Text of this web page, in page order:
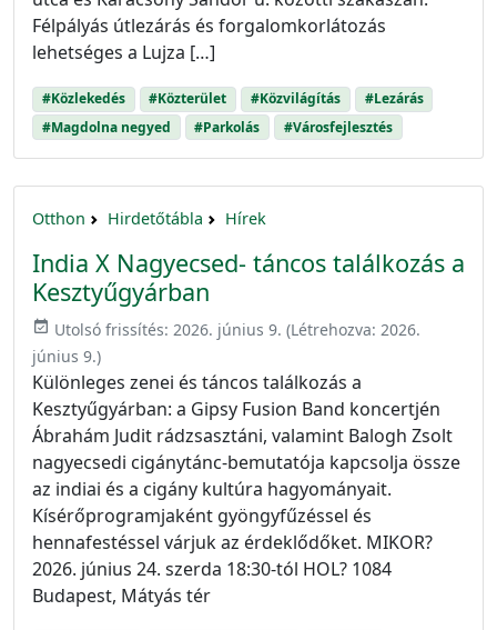
Félpályás útlezárás és forgalomkorlátozás
lehetséges a Lujza […]
#Közlekedés #Közterület #Közvilágítás
#Lezárás
#Magdolna negyed
#Parkolás #Városfejlesztés
Otthon Hirdetőtábla Hírek
India X Nagyecsed- táncos találkozás a
Kesztyűgyárban
event_available Utolsó frissítés: 2026. június 9. (Létrehozva: 2026.
június 9.)
Különleges zenei és táncos találkozás a
Kesztyűgyárban: a Gipsy Fusion Band koncertjén
Ábrahám Judit rádzsasztáni, valamint Balogh Zsolt
nagyecsedi cigánytánc-bemutatója kapcsolja össze
az indiai és a cigány kultúra hagyományait.
Kísérőprogramjaként gyöngyfűzéssel és
hennafestéssel várjuk az érdeklődőket. MIKOR?
2026. június 24. szerda 18:30-tól HOL? 1084
Budapest, Mátyás tér